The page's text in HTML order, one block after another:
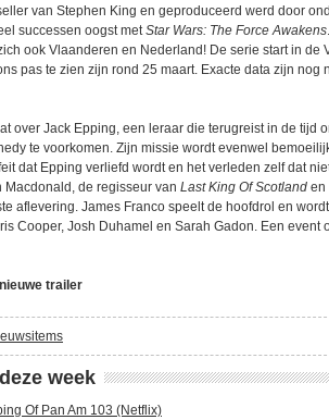
van Stephen King en geproduceerd werd door
successen oogst metStar Wars: The Force Awakens
ook Vlaanderen en Nederland! De serie start in de
pas te zien zijn rond 25 maart. Exacte data zijn nog
over Jack Epping, een leraar die terugreist in de tijd
te voorkomen. Zijn missie wordt evenwel
dat Epping verliefd wordt en het verleden zelf dat
de regisseur van Last King Of Scotland en
aflevering. James Franco speelt de hoofdrol en wordt
Cooper, Josh Duhamel en Sarah Gadon. Een event
trailer
week
Of Pan Am 103 (Netflix)